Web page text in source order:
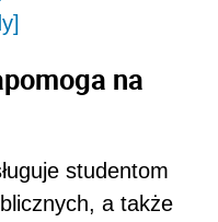
na
studentom
a także